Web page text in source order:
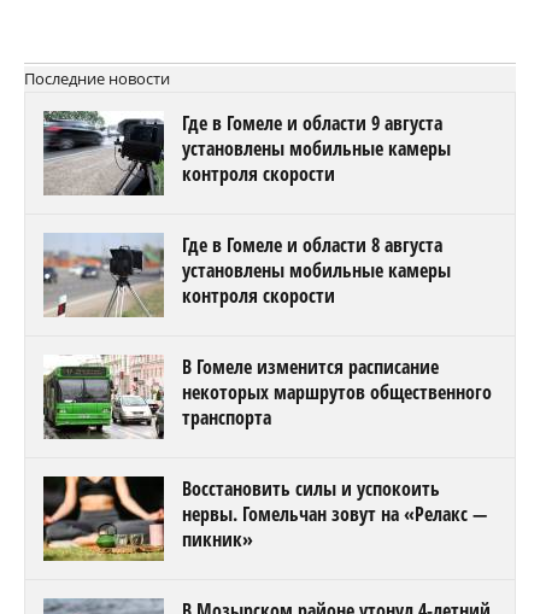
Последние новости
Где в Гомеле и области 9 августа
установлены мобильные камеры
контроля скорости
Где в Гомеле и области 8 августа
установлены мобильные камеры
контроля скорости
В Гомеле изменится расписание
некоторых маршрутов общественного
транспорта
Восстановить силы и успокоить
нервы. Гомельчан зовут на «Релакс —
пикник»